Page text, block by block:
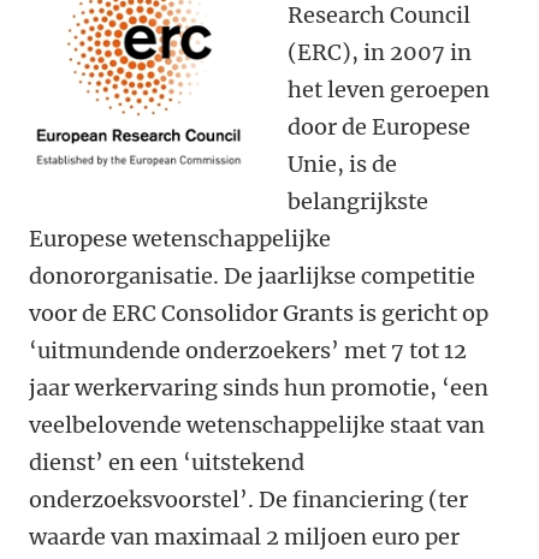
Research Council
(ERC), in 2007 in
het leven geroepen
door de Europese
Unie, is de
belangrijkste
Europese wetenschappelijke
donororganisatie. De jaarlijkse competitie
voor de ERC Consolidor Grants is gericht op
‘uitmundende onderzoekers’ met 7 tot 12
jaar werkervaring sinds hun promotie, ‘een
veelbelovende wetenschappelijke staat van
dienst’ en een ‘uitstekend
onderzoeksvoorstel’. De financiering (ter
waarde van maximaal 2 miljoen euro per